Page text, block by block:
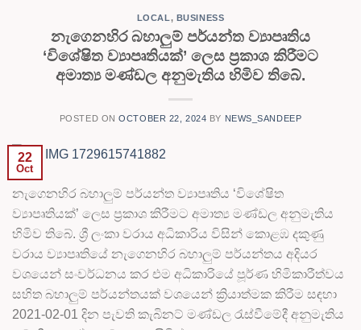
LOCAL, BUSINESS
නැගෙනහිර බහාලුම් පර්යන්ත ව්‍යාපෘතිය
‘විශේෂිත ව්‍යාපෘතියක්’ ලෙස ප්‍රකාශ කිරීමට
අමාත්‍ය මණ්ඩල අනුමැතිය හිමිව තිබේ.
POSTED ONOCTOBER 22, 2024 BY NEWS_SANDEEP
22
Oct
නැගෙනහිර බහාලුම් පර්යන්ත ව්‍යාපෘතිය ‘විශේෂිත
ව්‍යාපෘතියක්’ ලෙස ප්‍රකාශ කිරීමට අමාත්‍ය මණ්ඩල අනුමැතිය
හිමිව තිබේ. ශ්‍රී ලංකා වරාය අධිකාරිය විසින් කොළඹ දකුණු
වරාය ව්‍යාපෘති‌යේ නැගෙනහිර බහාලුම් පර්යන්තය අදියර
වශයෙන් සංවර්ධනය කර එම අධිකාරියේ පූර්ණ හිමිකාරීත්වය
සහිත බහාලුම් පර්යන්තයක් වශයෙන් ක්‍රියාත්මක කිරීම සඳහා
2021-02-01 දින පැවති කැබිනට් මණ්ඩල රැස්වීමේදී අනුමැතිය